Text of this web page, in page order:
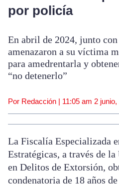
por policía
En abril de 2024, junto
amenazaron a su víctima
para amedrentarla y
“no detenerlo”
Por Redacción | 11:05 am 2 junio,
La Fiscalía Especializada
Estratégicas, a través de
en Delitos de Extorsión,
condenatoria de 18 años